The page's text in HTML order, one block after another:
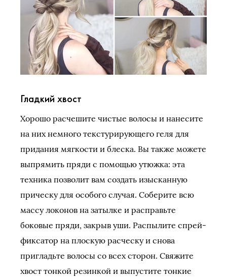
Гладкий хвост
Хорошо расчешите чистые волосы и нанесите
на них немного текстурирующего геля для
придания мягкости и блеска. Вы также можете
выпрямить пряди с помощью утюжка: эта
техника позволит вам создать изысканную
прическу для особого случая. Соберите всю
массу локонов на затылке и расправьте
боковые пряди, закрыв уши. Распылите спрей-
фиксатор на плоскую расческу и снова
пригладьте волосы со всех сторон. Свяжите
хвост тонкой резинкой и выпустите тонкие